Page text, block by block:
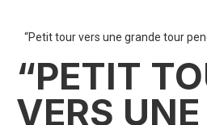
“Petit tour vers une grande tour
“PETIT
VERS UNE